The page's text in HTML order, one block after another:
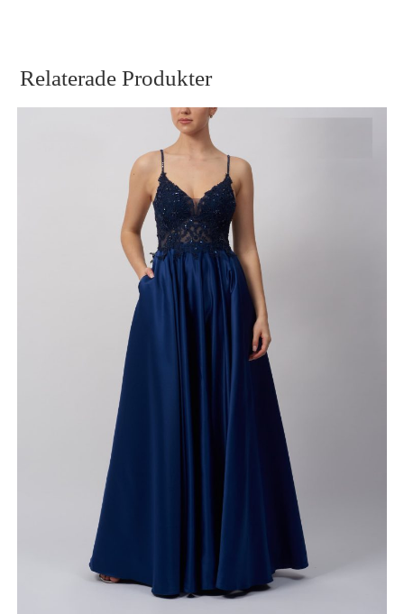
Relaterade Produkter